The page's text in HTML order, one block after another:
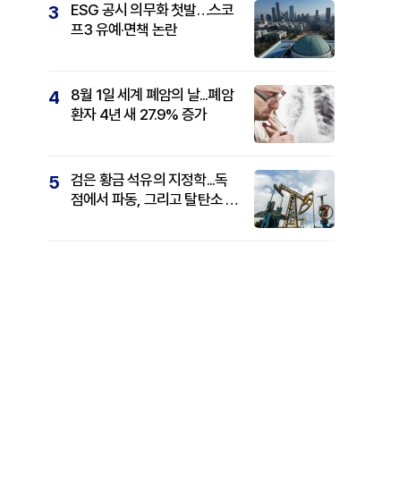
3
ESG 공시 의무화 첫발…스코
프3 유예·면책 논란
4
8월 1일 세계 폐암의 날...폐암
환자 4년 새 27.9% 증가
5
검은 황금 석유의 지정학...독
점에서 파동, 그리고 탈탄소 패